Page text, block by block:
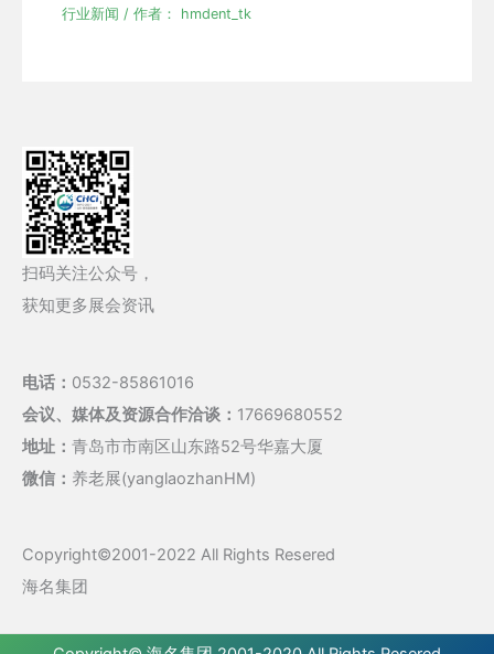
行业新闻 / 作者： hmdent_tk
扫码关注公众号，
获知更多展会资讯
电话： 0532-85861016
会议、媒体及资源合作洽谈： 17669680552
地址： 青岛市市南区山东路52号华嘉大厦
微信： 养老展(yanglaozhanHM)
Copyright©2001-2022 All Rights Resered
海名集团